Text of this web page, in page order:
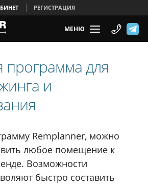
РЕГИСТРАЦИЯ
МЕНЮ
программа для
и
Remplanner, можно
любое помещение к
Возможности
быстро составить